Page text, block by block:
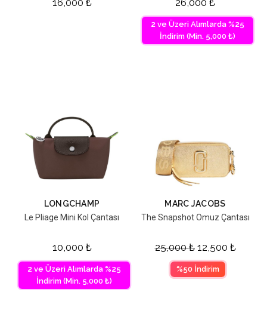
2 ve Üzeri Alımlarda %25
İndirim (Min. 5,000 ₺)
LONGCHAMP
Le Pliage Mini Kol Çantası
10,000 ₺
2 ve Üzeri Alımlarda %25
İndirim (Min. 5,000 ₺)
MARC JACOBS
The Snapshot Omuz Çantası
25,000₺ 12,500 ₺
%50 İndirim